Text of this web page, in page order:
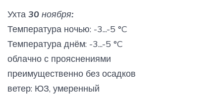
Ухта 30 ноября:
Температура ночью: -3...-5 °C
Температура днём: -3...-5 °C
облачно с прояснениями
преимущественно без осадков
ветер: ЮЗ, умеренный